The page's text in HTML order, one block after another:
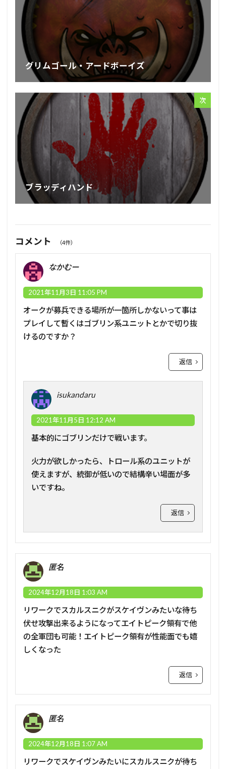
グリムゴール・アードボーイズ
次
ブラッディハンド
コメント （4件）
なかむー
2021年11月3日 11:05 PM
オークが募兵できる場所が一箇所しかないって事は
プレイして暫くはゴブリン系ユニットとかで切り抜
けるのですか？
返信
isukandaru
2021年11月5日 12:12 AM
基本的にゴブリンだけで戦います。
火力が欲しかったら、トロール系のユニットが
使えますが、統御が低いので結構辛い場面が多
いですね。
返信
匿名
2024年12月18日 1:03 AM
リワークでスカルスニクがスケイヴンみたいな待ち
伏せ攻撃出来るようになってエイトピーク領有で他
の全軍団も可能！エイトピーク領有が性能面でも嬉
しくなった
返信
匿名
2024年12月18日 1:07 AM
リワークでスケイヴンみたいにスカルスニクが待ち